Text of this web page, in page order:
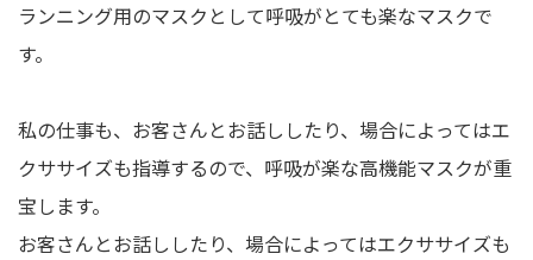
ランニング用のマスクとして呼吸がとても楽なマスクで
す。
私の仕事も、お客さんとお話ししたり、場合によってはエ
クササイズも指導するので、呼吸が楽な高機能マスクが重
宝します。
お客さんとお話ししたり、場合によってはエクササイズも